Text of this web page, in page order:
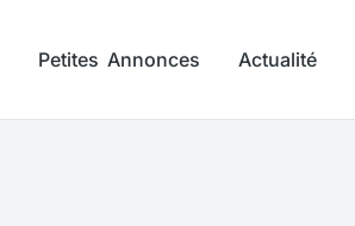
Petites Annonces Actualité